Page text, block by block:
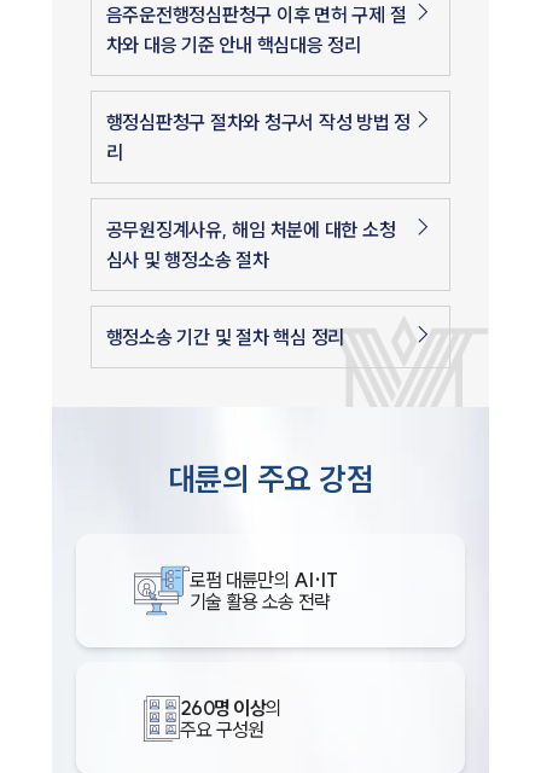
음주운전행정심판청구 이후 면허 구제 절
차와 대응 기준 안내 핵심대응 정리
행정심판청구 절차와 청구서 작성 방법 정
리
공무원징계사유, 해임 처분에 대한 소청
심사 및 행정소송 절차
행정소송 기간 및 절차 핵심 정리
대륜의 주요 강점
로펌 대륜만의 AI·IT
기술 활용 소송 전략
260명 이상의
주요 구성원